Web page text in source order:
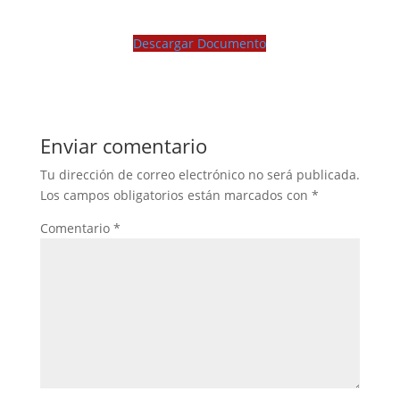
Descargar Documento
Enviar comentario
Tu dirección de correo electrónico no será publicada.
Los campos obligatorios están marcados con *
Comentario *